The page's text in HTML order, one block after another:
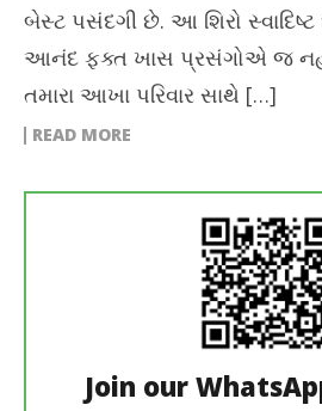
બેસ્ટ પસંદગી છે. આ શિરો
આનંદ ફક્ત ખાસ પ્રસંગોએ જ
તમારા આખા પરિવાર સાથે […]
READ MORE
Join our